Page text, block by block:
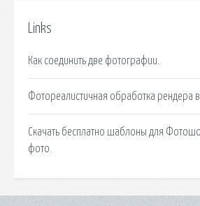
Links
Как соединить две фотографии.
Фотореалистичная обработка рендера
Скачать бесплатно шаблоны для
фото.